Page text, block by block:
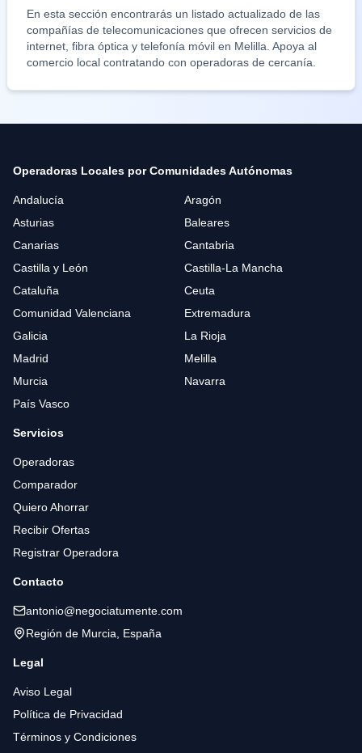
En esta sección encontrarás un listado actualizado de las
compañías de telecomunicaciones que ofrecen servicios de
internet, fibra óptica y telefonía móvil en Melilla . Apoya al
comercio local contratando con operadoras de cercanía.
Operadoras Locales por Comunidades Autónomas
Andalucía
Aragón
Asturias
Baleares
Canarias
Cantabria
Castilla y León
Castilla-La Mancha
Cataluña
Ceuta
Comunidad Valenciana
Extremadura
Galicia
La Rioja
Madrid
Melilla
Murcia
Navarra
País Vasco
Servicios
Operadoras
Comparador
Quiero Ahorrar
Recibir Ofertas
Registrar Operadora
Contacto
antonio@negociatumente.com
Región de Murcia, España
Legal
Aviso Legal
Política de Privacidad
Términos y Condiciones